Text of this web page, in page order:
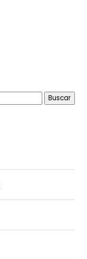
Buscar